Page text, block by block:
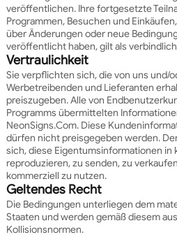
veröffentlichen. Ihre fortgesetzte
Programmen, Besuchen und
über Änderungen oder neue
veröffentlicht haben, gilt als
Vertraulichkeit
Sie verpflichten sich, die von uns und/
Werbetreibenden und Lieferanten
preiszugeben. Alle von
Programms übermittelten
NeonSigns.Com. Diese
dürfen nicht preisgegeben werden.
sich, diese Eigentumsinformationen in
reproduzieren, zu senden, zu
kommerziell zu nutzen.
Geltendes Recht
Die Bedingungen unterliegen dem
Staaten und werden gemäß diesem
Kollisionsnormen.